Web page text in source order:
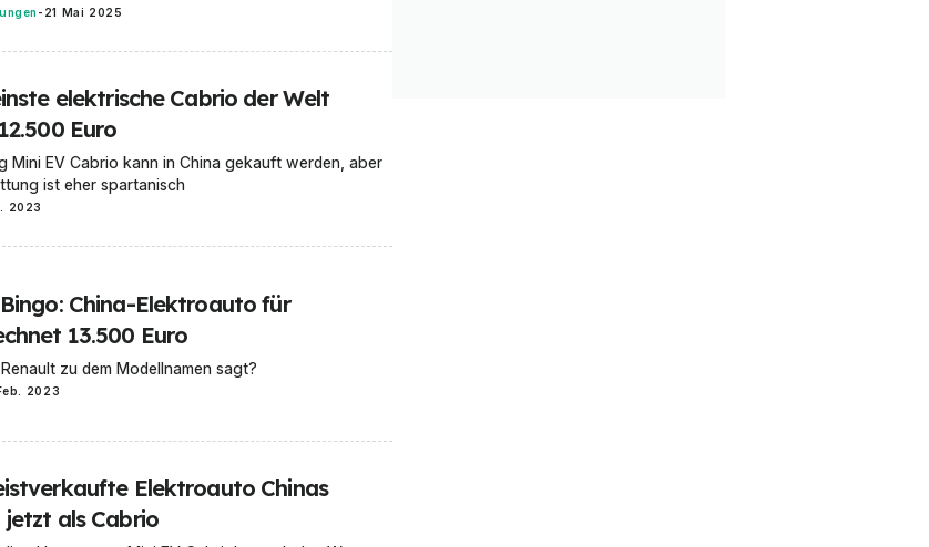
- 21 Mai 2025
elektrische Cabrio der Welt
Euro
Mini EV Cabrio kann in China gekauft werden, aber
ist eher spartanisch
2023
China-Elektroauto für
13.500 Euro
zu dem Modellnamen sagt?
2023
Elektroauto Chinas
als Cabrio